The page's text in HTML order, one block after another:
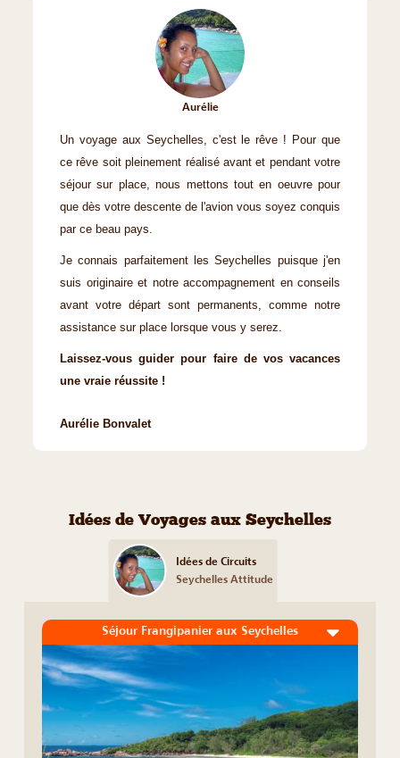
Aurélie
Un voyage aux Seychelles, c'est le rêve ! Pour que
ce rêve soit pleinement réalisé avant et pendant votre
séjour sur place, nous mettons tout en oeuvre pour
que dès votre descente de l'avion vous soyez conquis
par ce beau pays.
Je connais parfaitement les Seychelles puisque j'en
suis originaire et notre accompagnement en conseils
avant votre départ sont permanents, comme notre
assistance sur place lorsque vous y serez.
Laissez-vous guider pour faire de vos vacances
une vraie réussite !
Aurélie Bonvalet
Idées de Voyages aux Seychelles
Idées de Circuits
Seychelles Attitude
Séjour Frangipanier aux Seychelles